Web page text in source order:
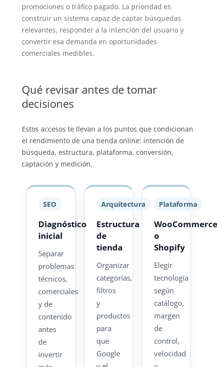
promociones o tráfico pagado. La prioridad es
construir un sistema capaz de captar búsquedas
relevantes, responder a la intención del usuario y
convertir esa demanda en oportunidades
comerciales medibles.
Qué revisar antes de tomar
decisiones
Estos accesos te llevan a los puntos que condicionan
el rendimiento de una tienda online: intención de
búsqueda, estructura, plataforma, conversión,
captación y medición.
SEO
Diagnóstico
inicial
Separar
problemas
técnicos,
comerciales
y de
contenido
antes
de
invertir
Arquitectura
Estructura
de
tienda
Organizar
categorías,
filtros
y
productos
para
que
Google
Plataforma
WooCommerce
o
Shopify
Elegir
tecnología
según
catálogo,
margen
de
control,
velocidad